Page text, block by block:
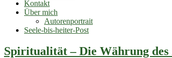
Kontakt
Über mich
Autorenportrait
Seele-bis-heiter-Post
hoffmann-spirit.de
Erwache im eigenen Licht deiner Seele
Spiritualität – Die Währung des